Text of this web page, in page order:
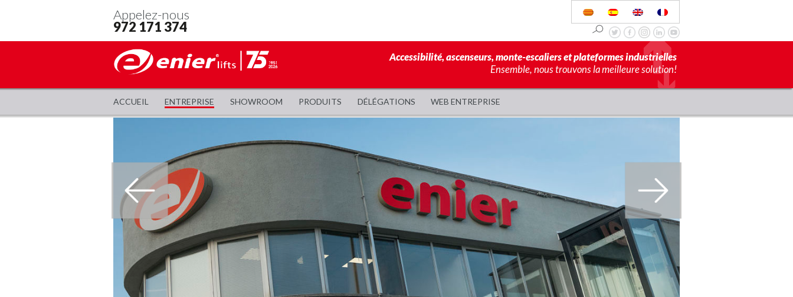
Appelez-nous
972 171 374
Accessibilité, ascenseurs, monte-escaliers et plateformes industrielles
Ensemble, nous trouvons la meilleure solution!
ACCUEIL ENTREPRISE SHOWROOM PRODUITS DÉLÉGATIONS WEB ENTREPRISE